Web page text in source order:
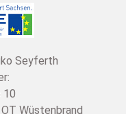
Seyferth
10
Wüstenbrand